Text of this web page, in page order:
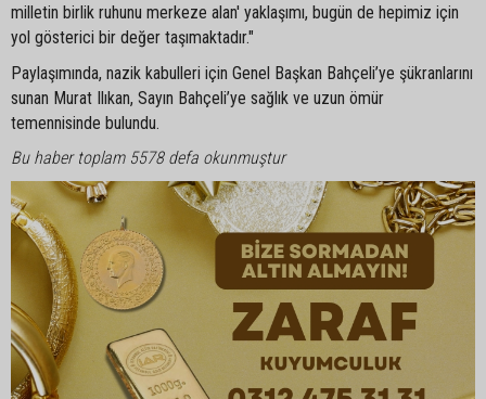
milletin birlik ruhunu merkeze alan' yaklaşımı, bugün de hepimiz için
yol gösterici bir değer taşımaktadır."
Paylaşımında, nazik kabulleri için Genel Başkan Bahçeli’ye şükranlarını
sunan Murat Ilıkan, Sayın Bahçeli’ye sağlık ve uzun ömür
temennisinde bulundu.
Bu haber toplam 5578 defa okunmuştur